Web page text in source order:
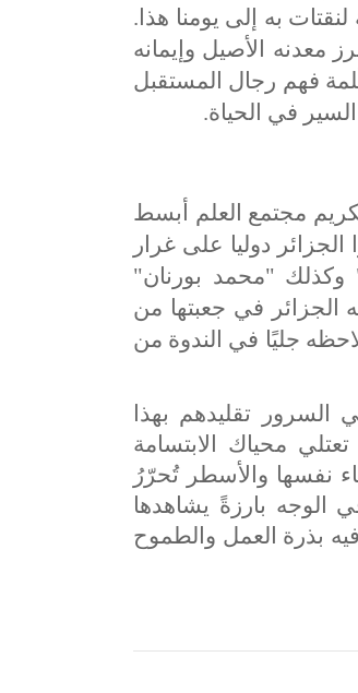
به إلى يومنا هذا.
معدنه الأصيل وإيمانه
فهم رجال المستقبل
في الحياة.
مجتمع العلم أبسط
دوليا على غرار
"محمد بورنان"
الجزائر في جعبتها من
جليًا في الندوة من
السرور تقليدهم بهذا
محياك الابتسامة
نفسها والأسطر تُحرّرُ
الوجه بارزةً يشاهدها
بذرة العمل والطموح